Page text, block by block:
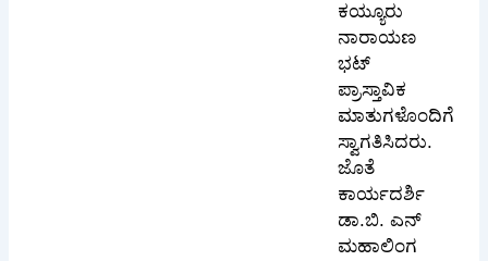
ಕಯ್ಯೂರು
ನಾರಾಯಣ
ಭಟ್
ಪ್ರಾಸ್ತಾವಿಕ
ಮಾತುಗಳೊಂದಿಗೆ
ಸ್ವಾಗತಿಸಿದರು.
ಜೊತೆ
ಕಾರ್ಯದರ್ಶಿ
ಡಾ.ಬಿ. ಎನ್
ಮಹಾಲಿಂಗ